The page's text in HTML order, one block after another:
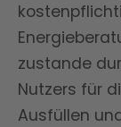
zustande
Nutzers für
Ausfüllen